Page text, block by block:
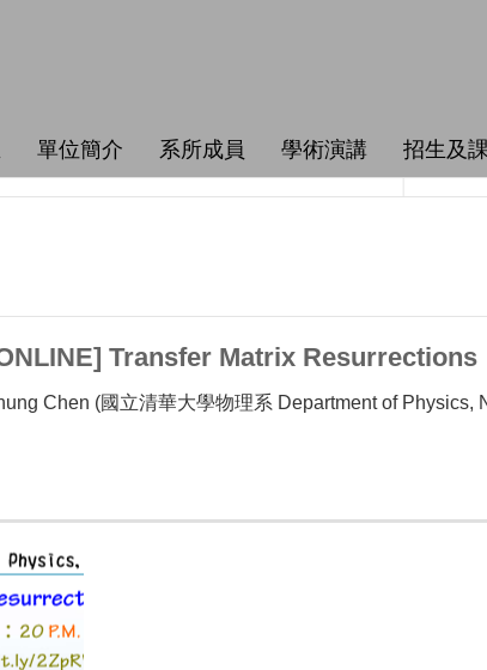
單位簡介 系所成員 學術演講 招生及
Transfer Matrix Resurrections
Chen (國立清華大學物理系 Department of Physics,